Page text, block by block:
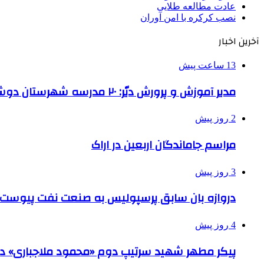
عادت مطالعه طلایی
نصب کرکره با امن آوران
آخرین اخبار
13 ساعت پیش
مدیر آموزش و پرورش دیّر: ۲۰ مدرسه شهرستان دوشیفته است
2 روز پیش
مراسم جاماندگان اربعین در اراک
3 روز پیش
دروازه بان سابق پرسپولیس به صنعت نفت پیوست
4 روز پیش
پیکر مطهر شهید سرتیپ دوم «محمود ملاجباری»